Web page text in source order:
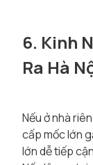
6. Kinh
Ra Hà
Nếu ở nhà
cấp mốc lớn
lớn dễ tiếp